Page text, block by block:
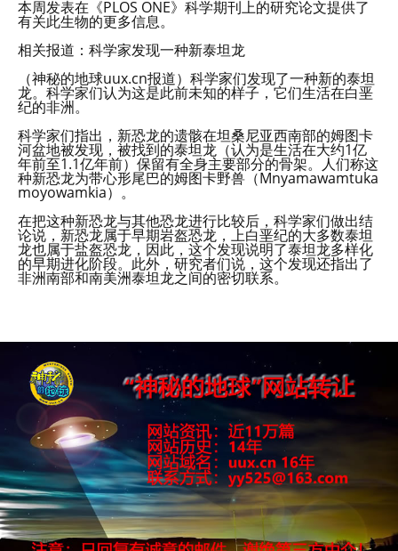
本周发表在《PLOS ONE》科学期刊上的研究论文提供了
有关此生物的更多信息。
相关报道：科学家发现一种新泰坦龙
（神秘的地球uux.cn报道）科学家们发现了一种新的泰坦
龙。科学家们认为这是此前未知的样子，它们生活在白垩
纪的非洲。
科学家们指出，新恐龙的遗骸在坦桑尼亚西南部的姆图卡
河盆地被发现，被找到的泰坦龙（认为是生活在大约1亿
年前至1.1亿年前）保留有全身主要部分的骨架。人们称这
种新恐龙为带心形尾巴的姆图卡野兽（Mnyamawamtuka
moyowamkia）。
在把这种新恐龙与其他恐龙进行比较后，科学家们做出结
论说，新恐龙属于早期岩盔恐龙，上白垩纪的大多数泰坦
龙也属于盐盔恐龙，因此，这个发现说明了泰坦龙多样化
的早期进化阶段。此外，研究者们说，这个发现还指出了
非洲南部和南美洲泰坦龙之间的密切联系。